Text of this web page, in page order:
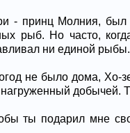
- принц Молния,
рыб. Но часто,
ни единой рыбы.
не было дома, Хо-
добычей.
ты подарил мне